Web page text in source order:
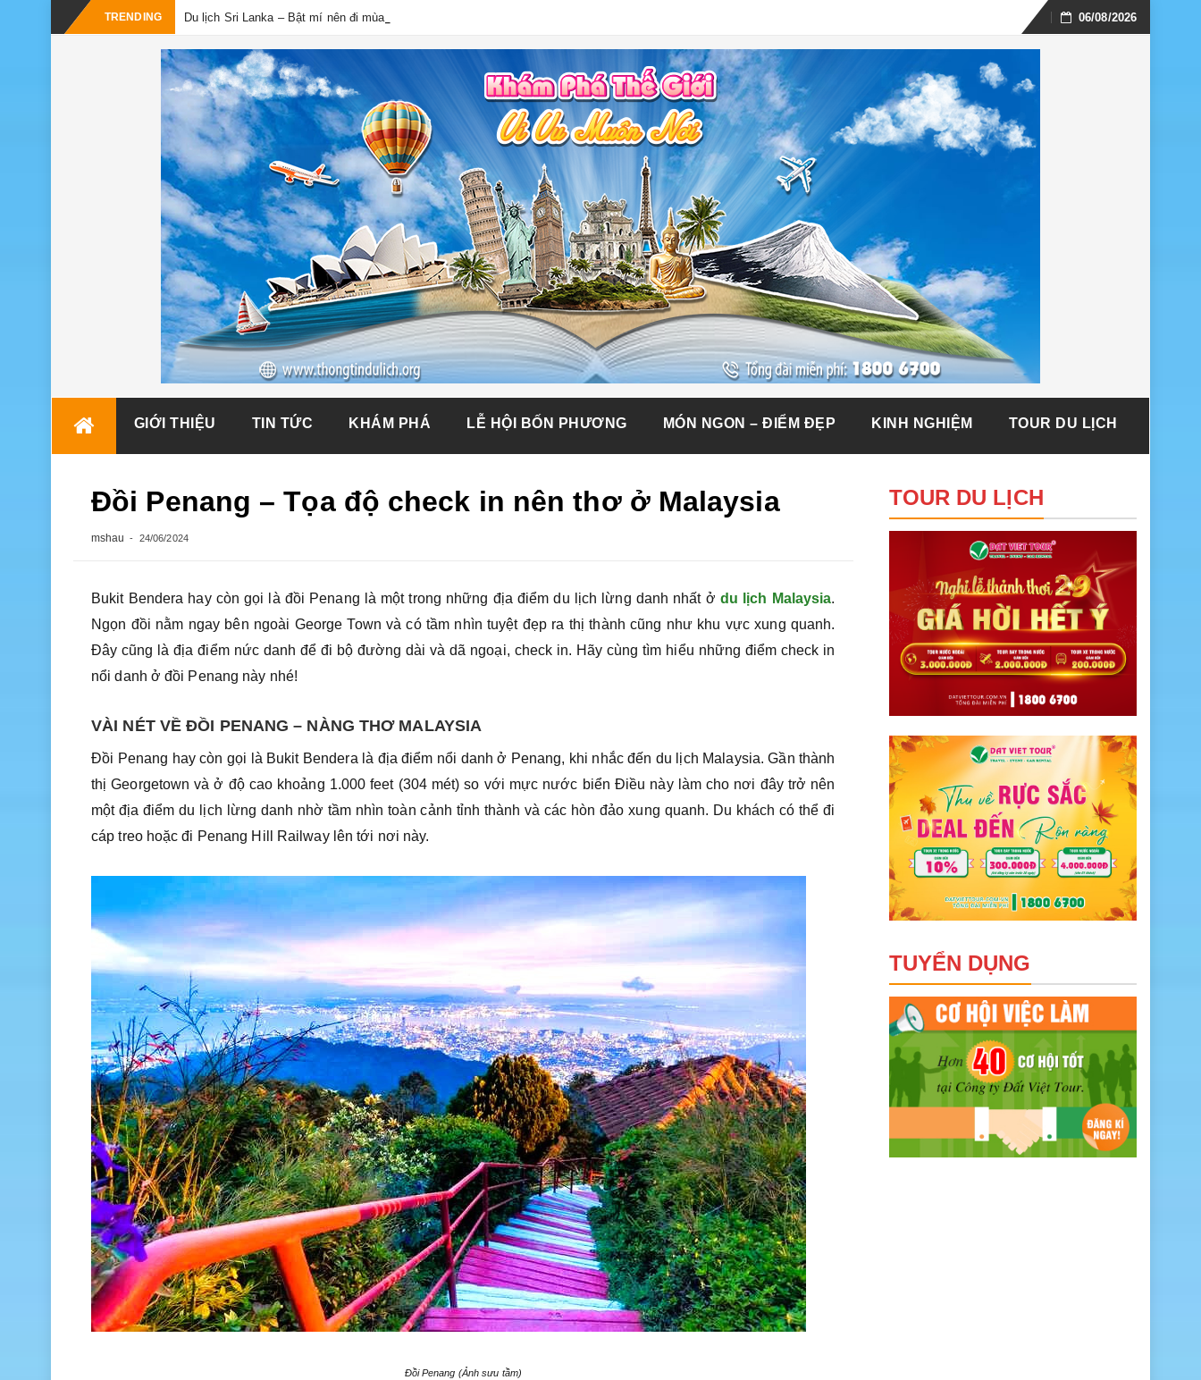
TRENDING Du lịch Sri Lanka – Bật mí nên đi mùa nào đẹp
Skip
06/08/2026
GIỚI THIỆU TIN TỨC KHÁM PHÁ LỄ HỘI BỐN PHƯƠNG MÓN NGON – ĐIỂM ĐẸP KINH NGHIỆM TOUR DU LỊCH
Đồi Penang – Tọa độ check in nên thơ ở Malaysia
mshau 24/06/2024
Bukit Bendera hay còn gọi là đồi Penang là một trong những địa điểm du lịch lừng danh nhất ở du lịch Malaysia.
Ngọn đồi nằm ngay bên ngoài George Town và có tầm nhìn tuyệt đẹp ra thị thành cũng như khu vực xung quanh.
Đây cũng là địa điểm nức danh để đi bộ đường dài và dã ngoại, check in. Hãy cùng tìm hiểu những điểm check in
nổi danh ở đồi Penang này nhé!
VÀI NÉT VỀ ĐỒI PENANG – NÀNG THƠ MALAYSIA
Đồi Penang hay còn gọi là Bukit Bendera là địa điểm nổi danh ở Penang, khi nhắc đến du lịch Malaysia. Gần thành
thị Georgetown và ở độ cao khoảng 1.000 feet (304 mét) so với mực nước biển Điều này làm cho nơi đây trở nên
một địa điểm du lịch lừng danh nhờ tầm nhìn toàn cảnh tỉnh thành và các hòn đảo xung quanh. Du khách có thể đi
cáp treo hoặc đi Penang Hill Railway lên tới nơi này.
Đồi Penang (Ảnh sưu tầm)
TOUR DU LỊCH
TUYỂN DỤNG